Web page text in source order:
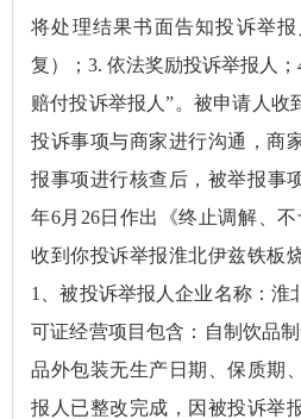
将处理结果书面告知投诉举
复）；3. 依法奖励投诉举报人
赔付投诉举报人”。被申请人收
投诉事项与商家进行沟通，商
报事项进行核查后，被举报事
年6月26日作出《终止调解、
收到你投诉举报淮北伊兹铁板
1、被投诉举报人企业名称：
可证经营项目包含：自制饮品
品外包装无生产日期、保质期
报人已整改完成，因被投诉举